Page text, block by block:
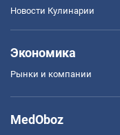
Новости Кулинарии
Экономика
Рынки и компании
MedOboz